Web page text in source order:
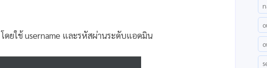
โดยใช้ username และรหัสผ่านระดับแอดมิน